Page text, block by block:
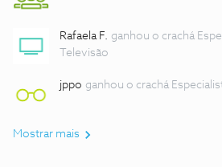
Rafaela F. ganhou o crachá
Televisão
jppo ganhou o crachá
Mostrar mais